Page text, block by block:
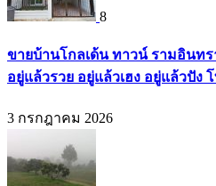
8
ขายบ้านโกลเด้น ทาวน์ รามอินท
อยู่แล้วรวย อยู่แล้วเฮง อยู่แล้วปัง โ
3 กรกฎาคม 2026